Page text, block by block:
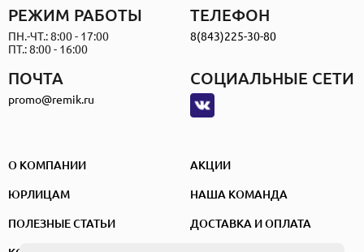
ПОЧТА
promo@remik.ru
РЕЖИМ РАБОТЫ
ПН.-ЧТ.: 8:00 - 17:00
ПТ.: 8:00 - 16:00
ТЕЛЕФОН
8(843)225-30-80
СОЦИАЛЬНЫЕ СЕТИ
О КОМПАНИИ АКЦИИ
ЮРЛИЦАМ НАША КОМАНДА
ПОЛЕЗНЫЕ СТАТЬИ ДОСТАВКА И ОПЛАТА